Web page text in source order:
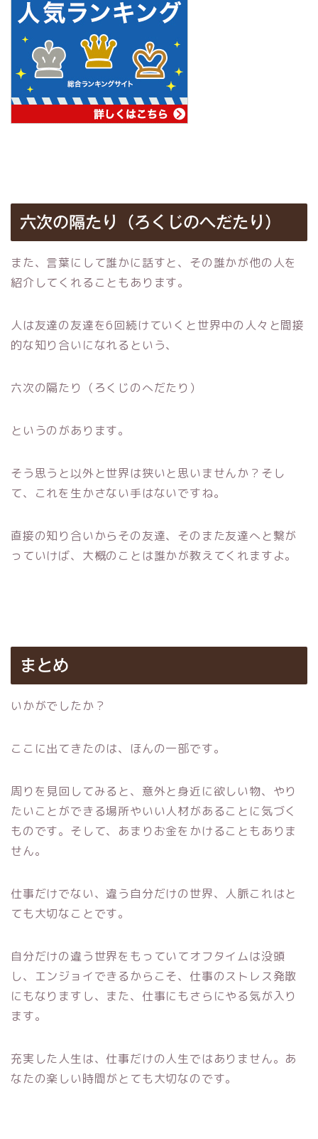
六次の隔たり（ろくじのへだたり）
また、言葉にして誰かに話すと、その誰かが他の人を
紹介してくれることもあります。
人は友達の友達を6回続けていくと世界中の人々と間接
的な知り合いになれるという、
六次の隔たり（ろくじのへだたり）
というのがあります。
そう思うと以外と世界は狭いと思いませんか？そし
て、これを生かさない手はないですね。
直接の知り合いからその友達、そのまた友達へと繋が
っていけば、大概のことは誰かが教えてくれますよ。
まとめ
いかがでしたか？
ここに出てきたのは、ほんの一部です。
周りを見回してみると、意外と身近に欲しい物、やり
たいことができる場所やいい人材があることに気づく
ものです。そして、あまりお金をかけることもありま
せん。
仕事だけでない、違う自分だけの世界、人脈これはと
ても大切なことです。
自分だけの違う世界をもっていてオフタイムは没頭
し、エンジョイできるからこそ、仕事のストレス発散
にもなりますし、また、仕事にもさらにやる気が入り
ます。
充実した人生は、仕事だけの人生ではありません。あ
なたの楽しい時間がとても大切なのです。